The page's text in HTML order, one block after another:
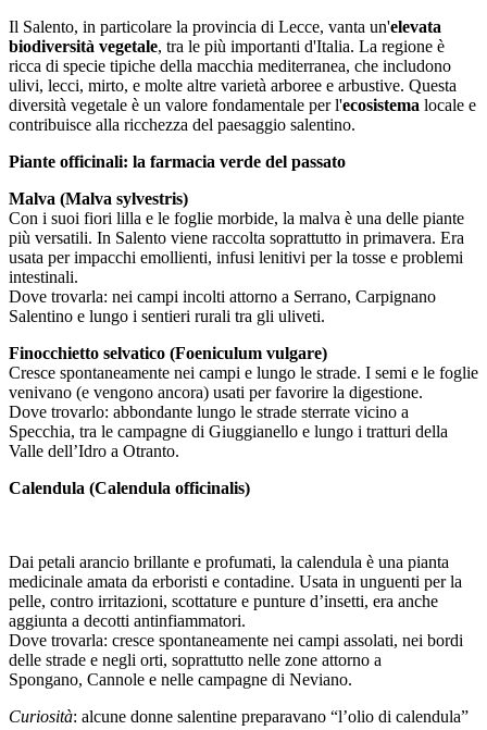
Il Salento, in particolare la provincia di Lecce, vanta un'elevata
biodiversità vegetale, tra le più importanti d'Italia. La regione è
ricca di specie tipiche della macchia mediterranea, che includono
ulivi, lecci, mirto, e molte altre varietà arboree e arbustive. Questa
diversità vegetale è un valore fondamentale per l'ecosistema locale e
contribuisce alla ricchezza del paesaggio salentino.
Piante officinali: la farmacia verde del passato
Malva (Malva sylvestris)
Con i suoi fiori lilla e le foglie morbide, la malva è una delle piante
più versatili. In Salento viene raccolta soprattutto in primavera. Era
usata per impacchi emollienti, infusi lenitivi per la tosse e problemi
intestinali.
Dove trovarla: nei campi incolti attorno a Serrano, Carpignano
Salentino e lungo i sentieri rurali tra gli uliveti.
Finocchietto selvatico (Foeniculum vulgare)
Cresce spontaneamente nei campi e lungo le strade. I semi e le foglie
venivano (e vengono ancora) usati per favorire la digestione.
Dove trovarlo: abbondante lungo le strade sterrate vicino a
Specchia, tra le campagne di Giuggianello e lungo i tratturi della
Valle dell’Idro a Otranto.
Calendula (Calendula officinalis)
Dai petali arancio brillante e profumati, la calendula è una pianta
medicinale amata da erboristi e contadine. Usata in unguenti per la
pelle, contro irritazioni, scottature e punture d’insetti, era anche
aggiunta a decotti antinfiammatori.
Dove trovarla: cresce spontaneamente nei campi assolati, nei bordi
delle strade e negli orti, soprattutto nelle zone attorno a
Spongano, Cannole e nelle campagne di Neviano.
Curiosità: alcune donne salentine preparavano “l’olio di calendula”